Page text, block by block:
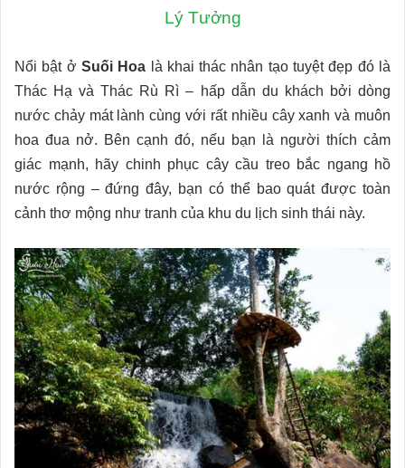
Lý Tưởng
Nổi bật ở Suối Hoa là khai thác nhân tạo tuyệt đẹp đó là
Thác Hạ và Thác Rù Rì – hấp dẫn du khách bởi dòng
nước chảy mát lành cùng với rất nhiều cây xanh và muôn
hoa đua nở. Bên cạnh đó, nếu bạn là người thích cảm
giác mạnh, hãy chinh phục cây cầu treo bắc ngang hồ
nước rộng – đứng đây, bạn có thể bao quát được toàn
cảnh thơ mộng như tranh của khu du lịch sinh thái này.